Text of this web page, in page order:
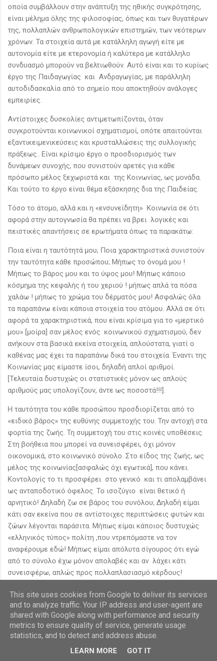
οποία συμβάλλουν στην ανάπτυξη της ηθικής συγκρότησης,
είναι μέλημα όλης της φιλοσοφίας, όπως και των θυγατέρων
της, πολλαπλών ανθρωπολογικών επιστημών, των νεότερων
χρόνων. Τα στοιχεία αυτά με κατάλληλη αγωγή είτε με
αυτονομία είτε με ετερονομία ή καλύτερα με κατάλληλο
συνδυασμό μπορούν να βελτιωθούν. Αυτό είναι και το κυρίως
έργο της Παιδαγωγίας και Ανδραγωγίας, με παράλληλη
αυτοδιδασκαλία από το σημείο που αποκτηθούν ανάλογες
εμπειρίες.
Αντίστοιχες δυσκολίες αντιμετωπίζονται, όταν
συγκροτούνται κοινωνικοί σχηματισμοί, οπότε απαιτούνται
εξαντικειμενικεύσεις και κρυσταλλώσεις της συλλογικής
πράξεως.. Είναι κρίσιμο έργο ο προσδιορισμός των
δυνάμεων συνοχής, που συνιστούν αρετές για κάθε
πρόσωπο μέλος ξεχωριστά και της Κοινωνίας, ως μονάδα.
Και τούτο το έργο είναι θέμα εξάσκησης δια της Παιδείας.
Τόσο το άτομο, αλλά και η «ενσυνείδητη» Κοινωνία σε ότι
αφορά στην αυτογνωσία θα πρέπει να βρει λογικές και
πειστικές απαντήσεις σε ερωτήματα όπως τα παρακάτω:
Ποια είναι η ταυτότητά μου; Ποια χαρακτηριστικά συνιστούν
την ταυτότητα κάθε προσώπου; Μήπως το όνομά μου !
Μήπως το βάρος μου και το ύψος μου! Μήπως κάποιο
κόσμημα της κεφαλής ή του χεριού ! μήπως απλά τα πόσα
χαλάω ! μήπως το χρώμα του δέρματός μου! Ασφαλώς όλα
τα παραπάνω είναι κάποια στοιχεία του ατόμου. Αλλά σε ότι
αφορά τα χαρακτηριστικά, που είναι κρίσιμα για το «μερτικό
μου» [μοίρα] σαν μέλος ενός κοινωνικού σχηματισμού, δεν
ανήκουν στα βασικά εκείνα στοιχεία, απλούστατα, γιατί ο
καθένας μας έχει τα παραπάνω δικά του στοιχεία. Έναντι της
Κοινωνίας μας είμαστε ίσοι, δηλαδή απλοί αριθμοί.
[Τελευταία δυστυχώς οι στατιστικές μόνον ως απλούς
αριθμούς μας υπολογίζουν, άντε ως ποσοστά!!!].
Η ταυτότητα του κάθε προσώπου προσδιορίζεται από το
«ειδικό βάρος» της ευθύνης συμμετοχής του. Την αντοχή στα
φορτία της ζωής. Τη συμμετοχή του στις κοινές υποθέσεις.
Στη βοήθεια που μπορεί να συνεισφέρει, όχι μόνον
οικονομικά, στο κοινωνικό σύνολο. Στο είδος της ζωής, ως
μέλος της κοινωνίας[ασφαλώς όχι εγωτικά], που κάνει.
Κοντολογίς το τι προσφέρει στο γενικό και τι απολαμβάνει
ως ανταποδοτικό όφελος. Το ισοζύγιο είναι θετικό ή
αρνητικό! Δηλαδή ζω σε βάρος του συνόλου; Δηλαδή είμαι
κάτι σαν εκείνα που σε αντίστοιχες περιπτώσεις φυτών και
ζώων λέγονται παράσιτα. Μήπως είμαι κάποιος δυστυχώς
«ελληνικός τύπος» πολίτη ,που ντρεπόμαστε να τον
αναφέρουμε εδώ! Μήπως είμαι απόλυτα σίγουρος ότι εγώ
από το σύνολο έχω μόνον απολαβές και αν λάχει κάτι
συνεισφέρω, απλώς προς πολλαπλασιασμό κέρδους!
Μπορώ να διαγνώσω με ειλικρίνεια την «πραγματικότητα»;
Πού έγκειται η πληγή του προβλήματος; Έχω προσωπική
συμμετοχή στη κατάσταση που έχει δημιουργηθεί! Ποια είναι
η «αλήθεια»; Μήπως βλέπω πολύ κοντά στον εαυτό μου;
Βλέπω άραγε κάπου ευρύτερα και τοπικά και χρονικά! Μήπως
τα συμπεράσματα που βγάζω είναι πλαστά! Μήπως λαμβάνω
This site uses cookies from Google to deliver its services
and to analyze traffic. Your IP address and user-agent are
shared with Google along with performance and security
metrics to ensure quality of service, generate usage
statistics, and to detect and address abuse.
LEARN MORE GOT IT